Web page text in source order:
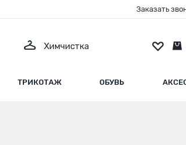
ТРИКОТАЖ ОБУВЬ
Химчистка
Заказать